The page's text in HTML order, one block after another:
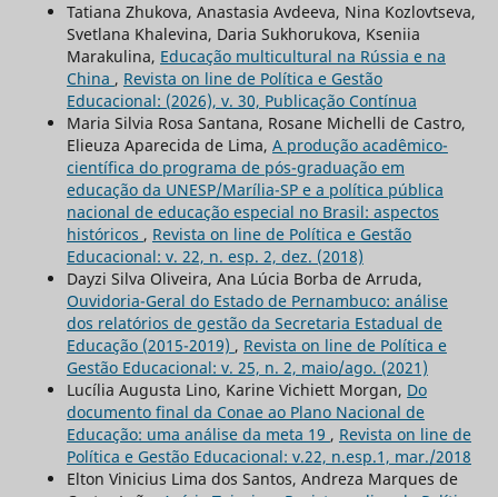
Tatiana Zhukova, Anastasia Avdeeva, Nina Kozlovtseva,
Svetlana Khalevina, Daria Sukhorukova, Kseniia
Marakulina, Educação multicultural na Rússia e na
China , Revista on line de Política e Gestão
Educacional: (2026), v. 30, Publicação Contínua
Maria Silvia Rosa Santana, Rosane Michelli de Castro,
Elieuza Aparecida de Lima, A produção acadêmico-
científica do programa de pós-graduação em
educação da UNESP/Marília-SP e a política pública
nacional de educação especial no Brasil: aspectos
históricos , Revista on line de Política e Gestão
Educacional: v. 22, n. esp. 2, dez. (2018)
Dayzi Silva Oliveira, Ana Lúcia Borba de Arruda,
Ouvidoria-Geral do Estado de Pernambuco: análise
dos relatórios de gestão da Secretaria Estadual de
Educação (2015-2019) , Revista on line de Política e
Gestão Educacional: v. 25, n. 2, maio/ago. (2021)
Lucília Augusta Lino, Karine Vichiett Morgan, Do
documento final da Conae ao Plano Nacional de
Educação: uma análise da meta 19 , Revista on line de
Política e Gestão Educacional: v.22, n.esp.1, mar./2018
Elton Vinicius Lima dos Santos, Andreza Marques de